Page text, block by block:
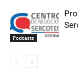
Podcasts